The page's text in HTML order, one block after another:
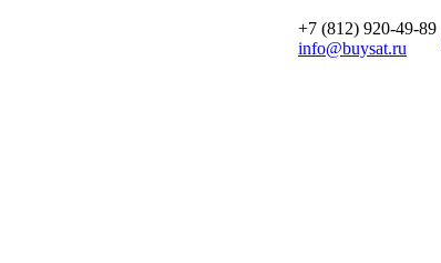
+7 (812) 920-49-89
info@buysat.ru